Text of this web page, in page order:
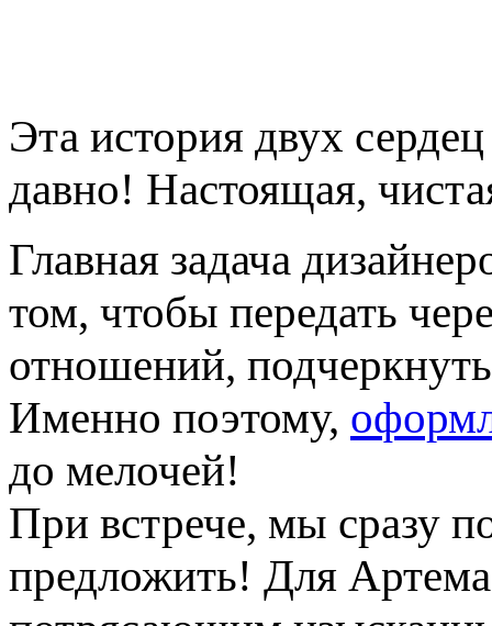
Эта история двух
давно! Настоящая,
Главная задача
том, чтобы передать
отношений,
Именно поэтому,
до мелочей!
При встрече, мы сразу
предложить! Для